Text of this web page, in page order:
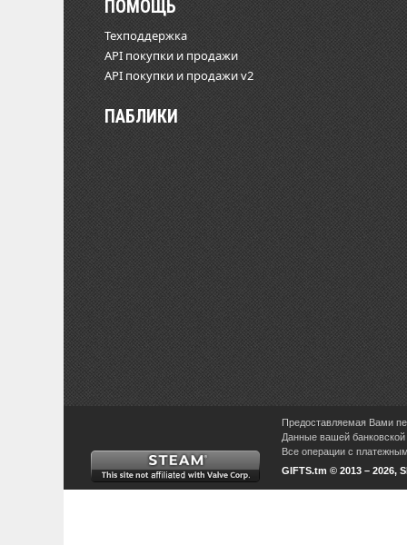
ПОМОЩЬ
Техподдержка
API покупки и продажи
API покупки и продажи v2
ПАБЛИКИ
Предоставляемая Вами
Данные вашей
Все операции с
GIFTS.tm © 2013 – 2026,